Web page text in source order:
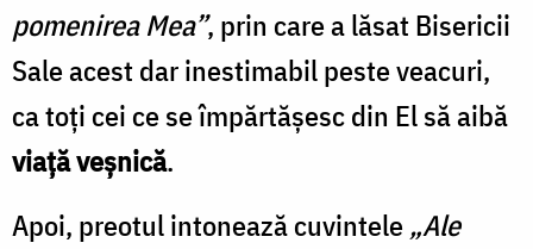
pomenirea Mea”, prin care a lăsat Bisericii
Sale acest dar inestimabil peste veacuri,
ca toți cei ce se împărtășesc din El să aibă
viață veșnică.
Apoi, preotul intonează cuvintele „Ale